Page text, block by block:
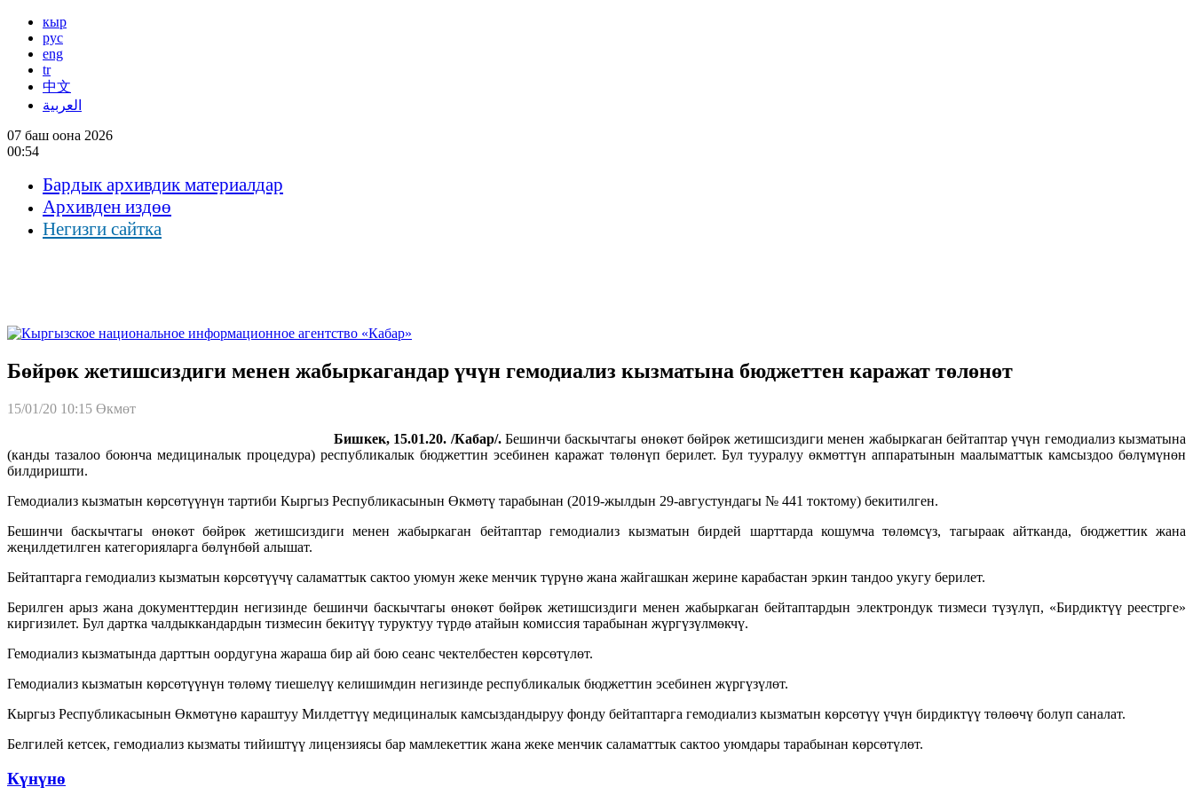
кыр
рус
eng
tr
中文
العربية
07 баш оона 2026
00:54
Бардык архивдик материалдар
Архивден издөө
Негизги сайтка
Бөйрөк жетишсиздиги менен жабыркагандар үчүн гемодиализ кызматына бюджеттен каражат төлөнөт
15/01/20 10:15 Өкмөт
Бишкек, 15.01.20. /Кабар/.Бешинчи баскычтагы өнөкөт бөйрөк жетишсиздиги менен жабыркаган бейтаптар үчүн гемодиализ кызматына
(канды тазалоо боюнча медициналык процедура) республикалык бюджеттин эсебинен каражат төлөнүп берилет. Бул тууралуу өкмөттүн аппаратынын маалыматтык камсыздоо бөлүмүнөн
билдиришти.
Гемодиализ кызматын көрсөтүүнүн тартиби Кыргыз Республикасынын Өкмөтү тарабынан (2019-жылдын 29-августундагы № 441 токтому) бекитилген.
Бешинчи баскычтагы өнөкөт бөйрөк жетишсиздиги менен жабыркаган бейтаптар гемодиализ кызматын бирдей шарттарда кошумча төлөмсүз, тагыраак айтканда, бюджеттик жана
жеңилдетилген категорияларга бөлүнбөй алышат.
Бейтаптарга гемодиализ кызматын көрсөтүүчү саламаттык сактоо уюмун жеке менчик түрүнө жана жайгашкан жерине карабастан эркин тандоо укугу берилет.
Берилген арыз жана документтердин негизинде бешинчи баскычтагы өнөкөт бөйрөк жетишсиздиги менен жабыркаган бейтаптардын электрондук тизмеси түзүлүп, «Бирдиктүү реестрге»
киргизилет. Бул дартка чалдыккандардын тизмесин бекитүү туруктуу түрдө атайын комиссия тарабынан жүргүзүлмөкчү.
Гемодиализ кызматында дарттын оордугуна жараша бир ай бою сеанс чектелбестен көрсөтүлөт.
Гемодиализ кызматын көрсөтүүнүн төлөмү тиешелүү келишимдин негизинде республикалык бюджеттин эсебинен жүргүзүлөт.
Кыргыз Республикасынын Өкмөтүнө караштуу Милдеттүү медициналык камсыздандыруу фонду бейтаптарга гемодиализ кызматын көрсөтүү үчүн бирдиктүү төлөөчү болуп саналат.
Белгилей кетсек, гемодиализ кызматы тийиштүү лицензиясы бар мамлекеттик жана жеке менчик саламаттык сактоо уюмдары тарабынан көрсөтүлөт.
Күнүнө